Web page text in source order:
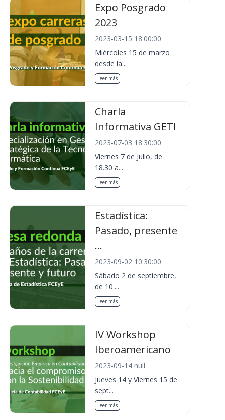
Expo Posgrado
2023
2023-03-15 18:00:00
Miércoles 15 de marzo
desde la...
Leer más
Charla
Informativa GETI
2023-07-03 18:30:00
Viernes 7 de Julio, de
18.30 a...
Leer más
Estadística:
Pasado, presente
...
2023-09-02 10:30:00
Sábado 2 de septiembre,
de 10....
Leer más
IV Workshop
Iberoamericano
2023-09-14 null
Jueves 14 y Viernes 15 de
sept...
Leer más